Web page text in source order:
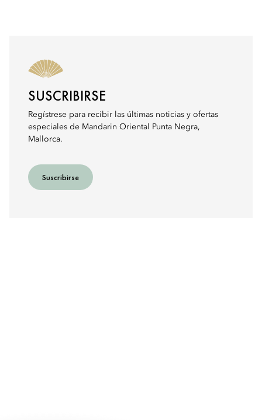
SUSCRIBIRSE
Regístrese para recibir las últimas noticias y ofertas
especiales de Mandarin Oriental Punta Negra,
Mallorca.
Suscribirse